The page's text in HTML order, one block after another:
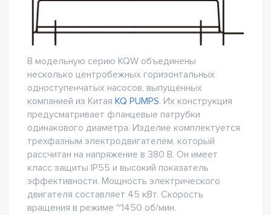
В модельную серию KQW объединены
несколько центробежных горизонтальных
одноступенчатых насосов, выпущенных
компанией из Китая KQ PUMPS. Их конструкция
предусматривает фланцевые патрубки
одинакового диаметра. Изделие комплектуется
трехфазным электродвигателем, который
рассчитан на напряжение в 380 В. Он имеет
класс защиты IP55 и высокий показатель
эффективности. Мощность электрического
двигателя составляет 45 кВт. Скорость
вращения в режиме ~1450 об/мин.